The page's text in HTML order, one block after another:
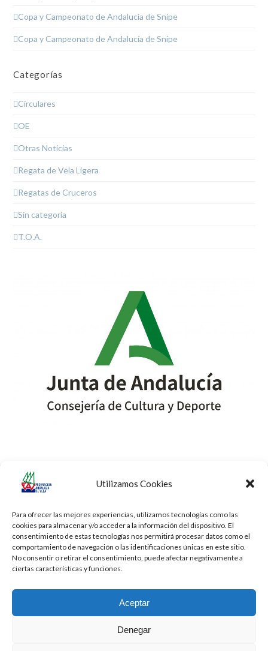
Utilizamos Cookies
Para ofrecer las mejores experiencias, utilizamos tecnologías como las
cookies para almacenar y/o acceder a la información del dispositivo. El
consentimiento de estas tecnologías nos permitirá procesar datos como el
comportamiento de navegación o las identificaciones únicas en este sitio.
No consentir o retirar el consentimiento, puede afectar negativamente a
ciertas características y funciones.
Aceptar
Denegar
Copa y Campeonato de Andalucía de Snipe
Copa y Campeonato de Andalucía de Snipe
Categorías
Circulares
OE
Otras Noticias
Regata de Vela Ligera
Regatas de Cruceros
Sin categoría
T.O.A.
previous
Copas de España de
Copa de España de Vela